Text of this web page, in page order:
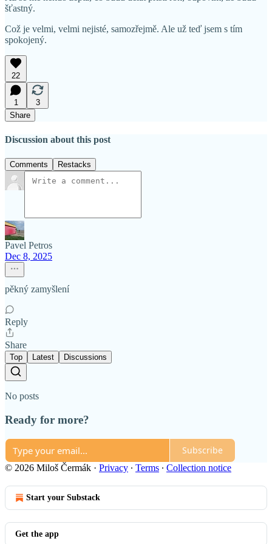
šťastný.
Což je velmi, velmi nejisté, samozřejmě. Ale už teď jsem s tím
spokojený.
22
1
3
Share
Discussion about this post
Comments Restacks
Pavel Petros
Dec 8, 2025
pěkný zamyšlení
Reply
Share
Top Latest Discussions
No posts
Ready for more?
Subscribe
© 2026 Miloš Čermák · Privacy ∙ Terms ∙ Collection notice
Start your Substack
Get the app